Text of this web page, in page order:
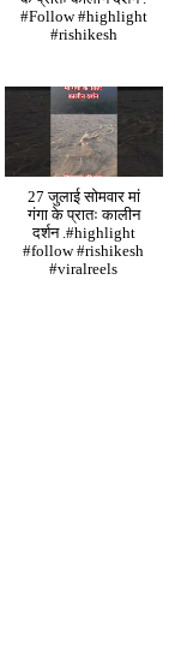
#Follow #highlight
#rishikesh
27 जुलाई सोमवार मां
गंगा के प्रातः कालीन
दर्शन .#highlight
#follow #rishikesh
#viralreels